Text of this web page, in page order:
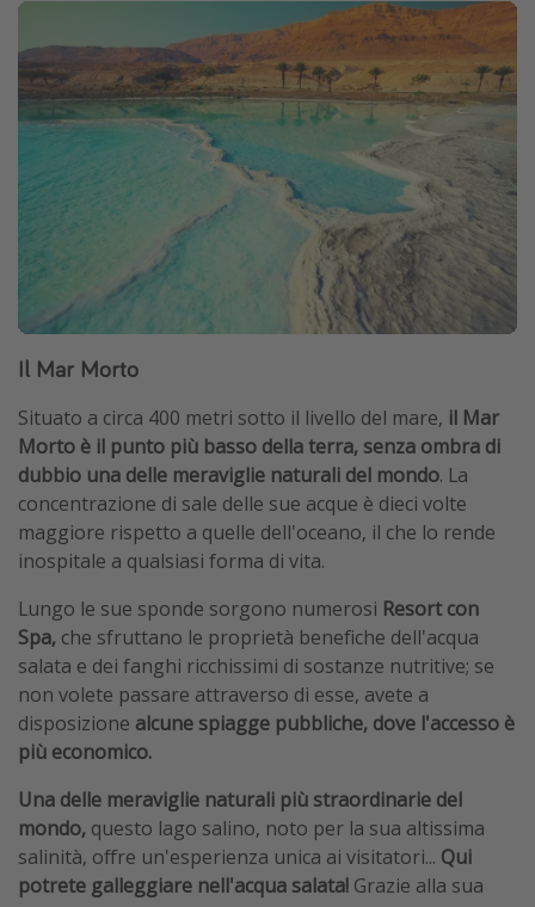
Il Mar Morto
Situato a circa 400 metri sotto il livello del mare, il Mar
Morto è il punto più basso della terra, senza ombra di
dubbio una delle meraviglie naturali del mondo. La
concentrazione di sale delle sue acque è dieci volte
maggiore rispetto a quelle dell'oceano, il che lo rende
inospitale a qualsiasi forma di vita.
Lungo le sue sponde sorgono numerosi Resort con
Spa, che sfruttano le proprietà benefiche dell'acqua
salata e dei fanghi ricchissimi di sostanze nutritive; se
non volete passare attraverso di esse, avete a
disposizione alcune spiagge pubbliche, dove l'accesso è
più economico.
Una delle meraviglie naturali più straordinarie del
mondo, questo lago salino, noto per la sua altissima
salinità, offre un'esperienza unica ai visitatori... Qui
potrete galleggiare nell'acqua salata! Grazie alla sua